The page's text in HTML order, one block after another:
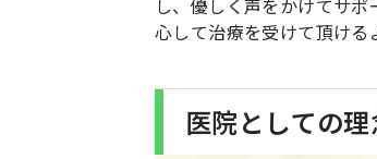
し、優しく声をかけてサ
心して治療を受けて頂ける
医院としての